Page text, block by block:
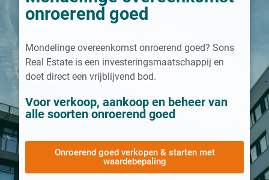
onroerend goed
Mondelinge overeenkomst onroerend goed? Sons
Real Estate is een investeringsmaatschappij en
doet direct een vrijblijvend bod.
Voor verkoop, aankoop en beheer van
alle soorten onroerend goed
Onroerend goed verkopen & starten met
waardebepaling